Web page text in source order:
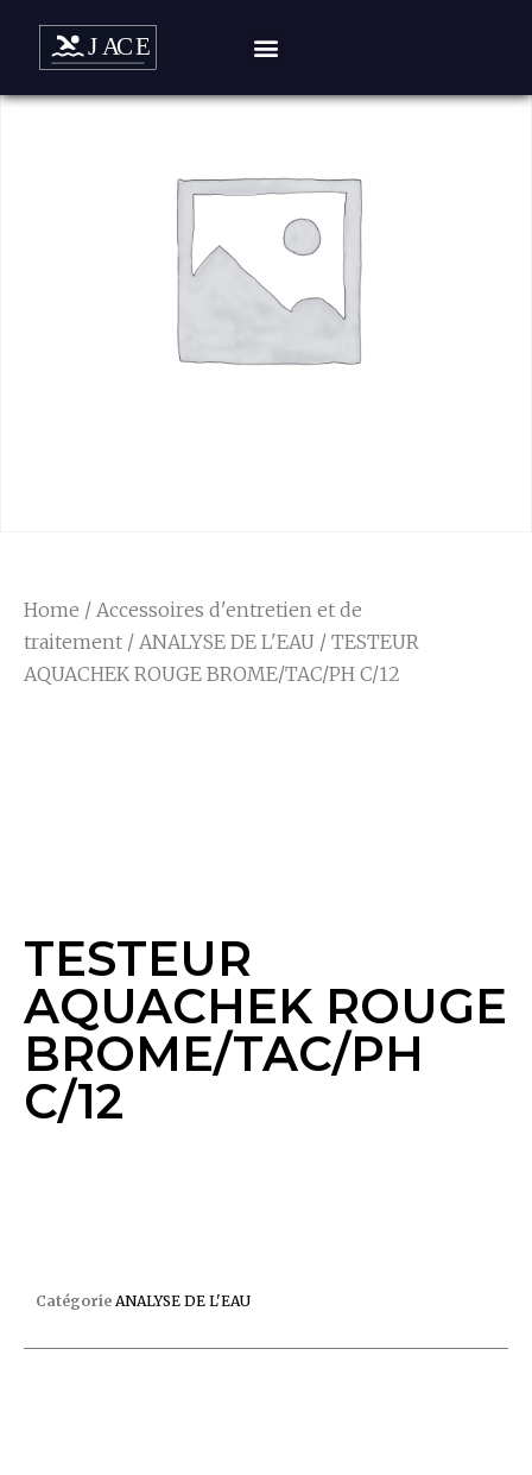
Home / Accessoires d'entretien et de
traitement / ANALYSE DE L'EAU / TESTEUR
AQUACHEK ROUGE BROME/TAC/PH C/12
TESTEUR
AQUACHEK ROUGE
BROME/TAC/PH
C/12
Catégorie ANALYSE DE L'EAU